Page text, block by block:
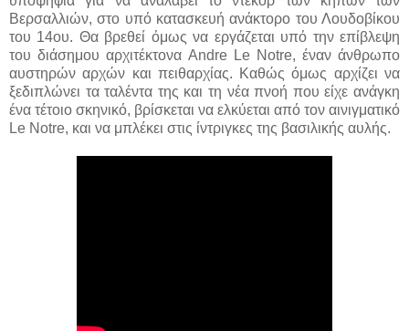
Βερσαλλιών, στο υπό κατασκευή ανάκτορο του Λουδοβίκου
του 14ου. Θα βρεθεί όμως να εργάζεται υπό την επίβλεψη
του διάσημου αρχιτέκτονα Andre Le Notre, έναν άνθρωπο
αυστηρών αρχών και πειθαρχίας. Καθώς όμως αρχίζει να
ξεδιπλώνει τα ταλέντα της και τη νέα πνοή που είχε ανάγκη
ένα τέτοιο σκηνικό, βρίσκεται να ελκύεται από τον αινιγματικό
Le Notre, και να μπλέκει στις ίντριγκες της βασιλικής αυλής.